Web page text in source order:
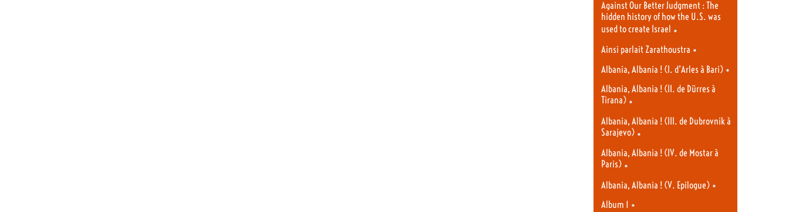
Against Our Better Judgment : The
hidden history of how the U.S. was
used to create Israel •
Ainsi parlait Zarathoustra •
Albania, Albania ! (I. d’Arles à Bari) •
Albania, Albania ! (II. de Dürres à
Tirana) •
Albania, Albania ! (III. de Dubrovnik à
Sarajevo) •
Albania, Albania ! (IV. de Mostar à
Paris) •
Albania, Albania ! (V. Epilogue) •
Album 1 •